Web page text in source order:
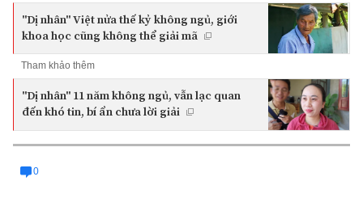
"Dị nhân" Việt nửa thế kỷ không ngủ, giới
khoa học cũng không thể giải mã
Tham khảo thêm
"Dị nhân" 11 năm không ngủ, vẫn lạc quan
đến khó tin, bí ẩn chưa lời giải
0